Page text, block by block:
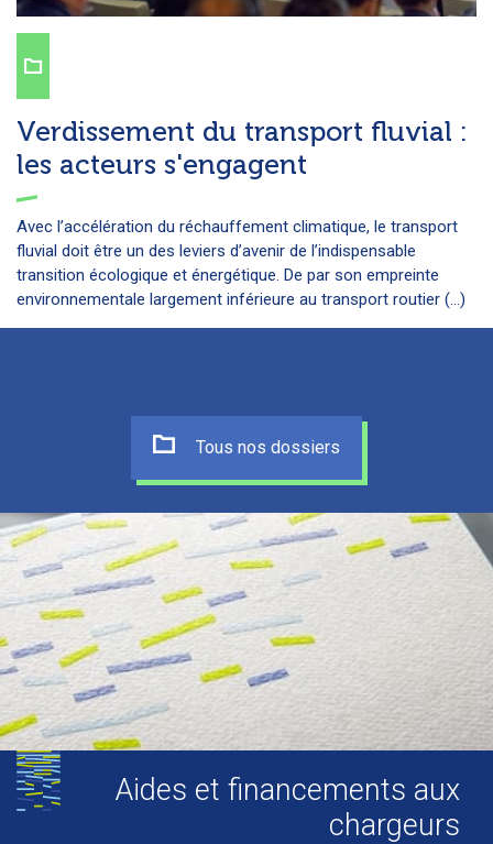
Verdissement du transport fluvial :
les acteurs s'engagent
Avec l’accélération du réchauffement climatique, le transport
fluvial doit être un des leviers d’avenir de l’indispensable
transition écologique et énergétique. De par son empreinte
environnementale largement inférieure au transport routier (...)
Tous nos dossiers
Aides et financements aux
chargeurs